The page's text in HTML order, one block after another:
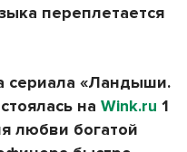
переплетается
сериала «Ландыши.
на Wink.ru 1
любви богатой